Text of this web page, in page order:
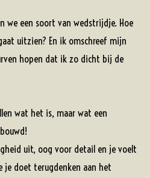
we een soort van wedstrijdje. Hoe
uitzien? En ik omschreef mijn
hopen dat ik zo dicht bij de
wat het is, maar wat een
uit, oog voor detail en je voelt
je doet terugdenken aan het